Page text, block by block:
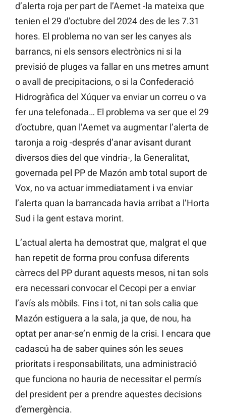
d’alerta roja per part de l’Aemet -la mateixa que
tenien el 29 d’octubre del 2024 des de les 7.31
hores. El problema no van ser les canyes als
barrancs, ni els sensors electrònics ni si la
previsió de pluges va fallar en uns metres amunt
o avall de precipitacions, o si la Confederació
Hidrogràfica del Xúquer va enviar un correu o va
fer una telefonada… El problema va ser que el 29
d’octubre, quan l’Aemet va augmentar l’alerta de
taronja a roig -després d’anar avisant durant
diversos dies del que vindria-, la Generalitat,
governada pel PP de Mazón amb total suport de
Vox, no va actuar immediatament i va enviar
l’alerta quan la barrancada havia arribat a l’Horta
Sud i la gent estava morint.
L’actual alerta ha demostrat que, malgrat el que
han repetit de forma prou confusa diferents
càrrecs del PP durant aquests mesos, ni tan sols
era necessari convocar el Cecopi per a enviar
l’avís als mòbils. Fins i tot, ni tan sols calia que
Mazón estiguera a la sala, ja que, de nou, ha
optat per anar-se’n enmig de la crisi. I encara que
cadascú ha de saber quines són les seues
prioritats i responsabilitats, una administració
que funciona no hauria de necessitar el permís
del president per a prendre aquestes decisions
d’emergència.